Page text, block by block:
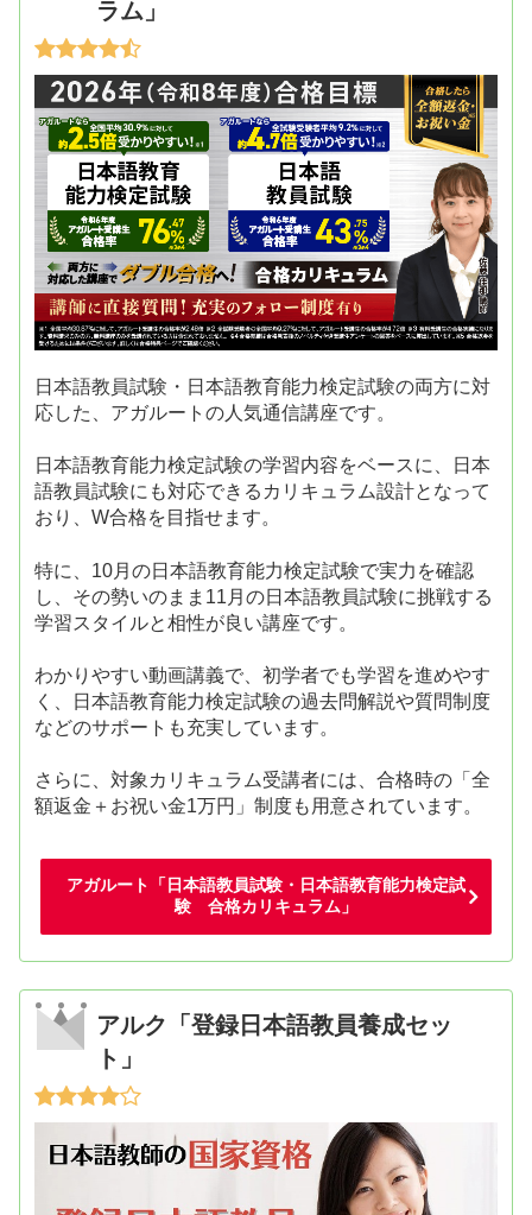
ラム」
日本語教員試験・日本語教育能力検定試験の両方に対
応した、アガルートの人気通信講座です。
日本語教育能力検定試験の学習内容をベースに、日本
語教員試験にも対応できるカリキュラム設計となって
おり、W合格を目指せます。
特に、10月の日本語教育能力検定試験で実力を確認
し、その勢いのまま11月の日本語教員試験に挑戦する
学習スタイルと相性が良い講座です。
わかりやすい動画講義で、初学者でも学習を進めやす
く、日本語教育能力検定試験の過去問解説や質問制度
などのサポートも充実しています。
さらに、対象カリキュラム受講者には、合格時の「全
額返金＋お祝い金1万円」制度も用意されています。
アガルート「日本語教員試験・日本語教育能力検定試
験 合格カリキュラム」
アルク「登録日本語教員養成セッ
ト」